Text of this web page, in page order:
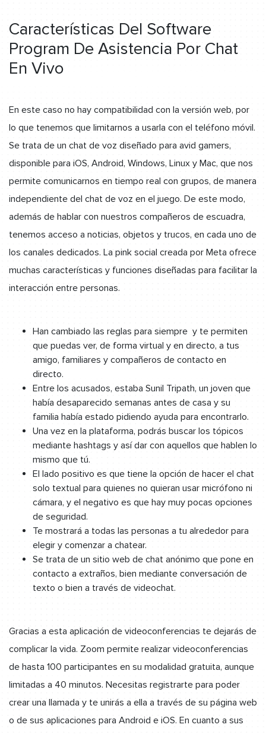
Características Del Software
Program De Asistencia Por Chat
En Vivo
En este caso no hay compatibilidad con la versión web, por
lo que tenemos que limitarnos a usarla con el teléfono móvil.
Se trata de un chat de voz diseñado para avid gamers,
disponible para iOS, Android, Windows, Linux y Mac, que nos
permite comunicarnos en tiempo real con grupos, de manera
independiente del chat de voz en el juego. De este modo,
además de hablar con nuestros compañeros de escuadra,
tenemos acceso a noticias, objetos y trucos, en cada uno de
los canales dedicados. La pink social creada por Meta ofrece
muchas características y funciones diseñadas para facilitar la
interacción entre personas.
Han cambiado las reglas para siempre y te permiten
que puedas ver, de forma virtual y en directo, a tus
amigo, familiares y compañeros de contacto en
directo.
Entre los acusados, estaba Sunil Tripath, un joven que
había desaparecido semanas antes de casa y su
familia había estado pidiendo ayuda para encontrarlo.
Una vez en la plataforma, podrás buscar los tópicos
mediante hashtags y así dar con aquellos que hablen lo
mismo que tú.
El lado positivo es que tiene la opción de hacer el chat
solo textual para quienes no quieran usar micrófono ni
cámara, y el negativo es que hay muy pocas opciones
de seguridad.
Te mostrará a todas las personas a tu alrededor para
elegir y comenzar a chatear.
Se trata de un sitio web de chat anónimo que pone en
contacto a extraños, bien mediante conversación de
texto o bien a través de videochat.
Gracias a esta aplicación de videoconferencias te dejarás de
complicar la vida. Zoom permite realizar videoconferencias
de hasta 100 participantes en su modalidad gratuita, aunque
limitadas a 40 minutos. Necesitas registrarte para poder
crear una llamada y te unirás a ella a través de su página web
o de sus aplicaciones para Android e iOS. En cuanto a sus